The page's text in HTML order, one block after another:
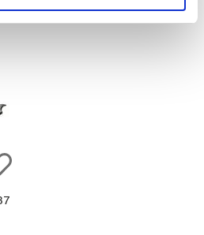
Vis mer